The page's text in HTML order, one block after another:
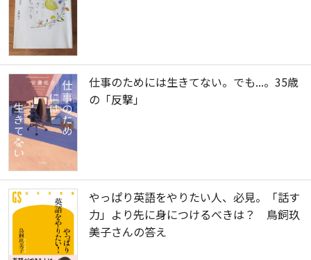
仕事のためには生きてない。でも...。35歳
の「反撃」
やっぱり英語をやりたい人、必見。「話す
力」より先に身につけるべきは？ 鳥飼玖
美子さんの答え